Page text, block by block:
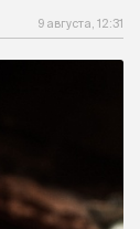
9 августа, 12:31